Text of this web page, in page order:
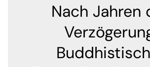
Nach Jahren